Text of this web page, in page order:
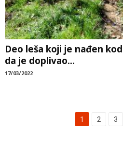
Deo leša koji je nađen
da je doplivao...
17/03/2022
1 2 3